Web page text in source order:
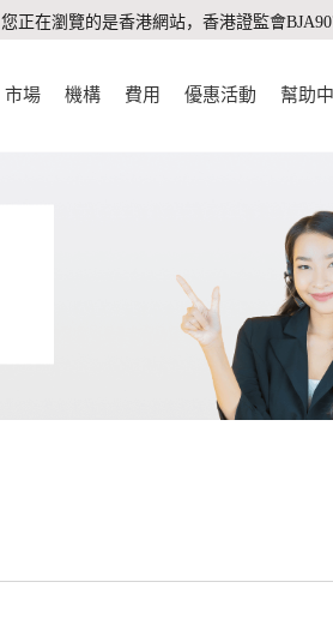
您正在瀏覽的是香港網站，香港證監會
市場 機構 費用 優惠活動 幫助